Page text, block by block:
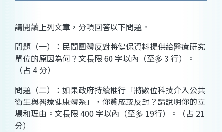
請閱讀上列文章，分項回答以下問題。
問題（一）：民間團體反對將健保資料提供給醫療研究
單位的原因為何？文長限 60 字以內（至多 3 行）。
（占 4 分）
問題（二）：如果政府持續推行「將數位科技介入公共
衛生與醫療健康體系」，你贊成或反對？請說明你的立
場和理由。文長限 400 字以內（至多 19行）。（占 21
分）